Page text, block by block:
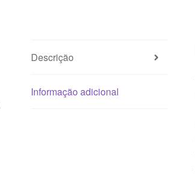
Descrição
Informação adicional